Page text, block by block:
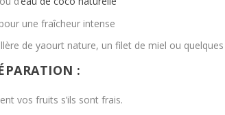
une fraîcheur intense
de yaourt nature, un filet de miel ou
:
vos fruits s’ils sont frais.